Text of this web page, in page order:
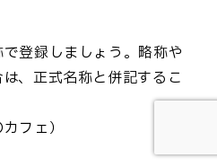
登録しましょう。略称や
、正式名称と併記するこ
フェ）